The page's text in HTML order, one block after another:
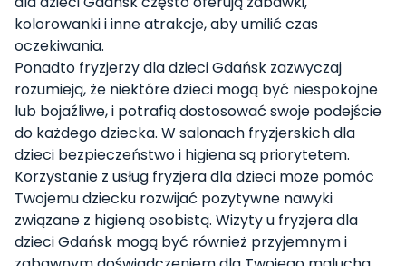
kolorowanki i inne atrakcje, aby umilić czas
oczekiwania.
Ponadto fryzjerzy dla dzieci Gdańsk zazwyczaj
rozumieją, że niektóre dzieci mogą być niespokojne
lub bojaźliwe, i potrafią dostosować swoje podejście
do każdego dziecka. W salonach fryzjerskich dla
dzieci bezpieczeństwo i higiena są priorytetem.
Korzystanie z usług fryzjera dla dzieci może pomóc
Twojemu dziecku rozwijać pozytywne nawyki
związane z higieną osobistą. Wizyty u fryzjera dla
dzieci Gdańsk mogą być również przyjemnym i